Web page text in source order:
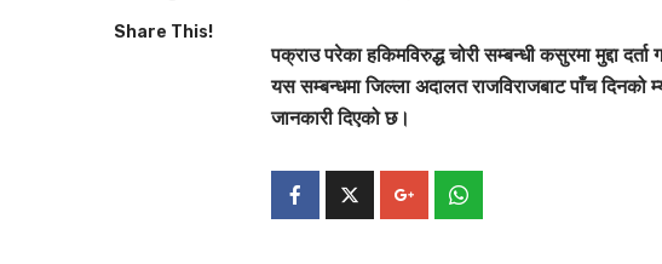
Share This!
पक्राउ परेका हकिमविरुद्ध चोरी सम्बन्धी कसुरमा मुद्दा
यस सम्बन्धमा जिल्ला अदालत राजविराजबाट पाँच दिनको
जानकारी दिएको छ।